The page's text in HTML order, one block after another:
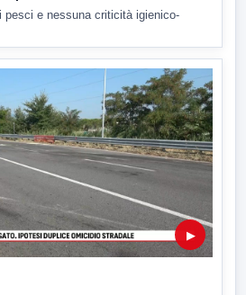
pesci e nessuna criticità igienico-
▶